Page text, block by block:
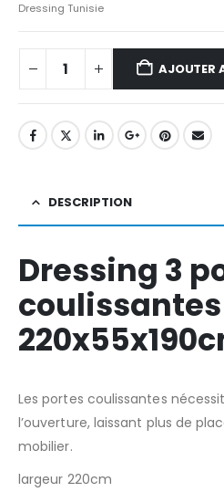
Dressing Tunisie
AJOUTER
DESCRIPTION
Dressing 3
coulissantes
Les portes coulissantes
l’ouverture, laissant plus de
mobilier.
largeur 220cm